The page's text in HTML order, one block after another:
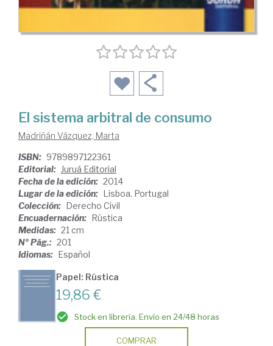
El sistema arbitral de consumo
Madriñán Vázquez, Marta
ISBN: 9789897122361
Editorial: Juruá Editorial
Fecha de la edición: 2014
Lugar de la edición: Lisboa. Portugal
Colección: Derecho Civil
Encuadernación: Rústica
Medidas: 21 cm
Nº Pág.: 201
Idiomas: Español
Papel: Rústica
19,86 €
Stock en librería. Envío en 24/48 horas
COMPRAR